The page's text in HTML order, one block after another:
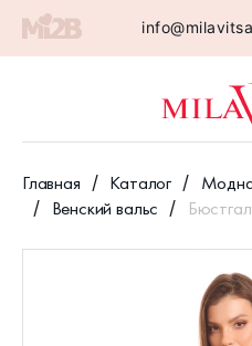
Главная Каталог
Венский вальс